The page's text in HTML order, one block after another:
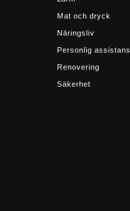
Mat och dryck
Näringsliv
Personlig assistans
Renovering
Säkerhet